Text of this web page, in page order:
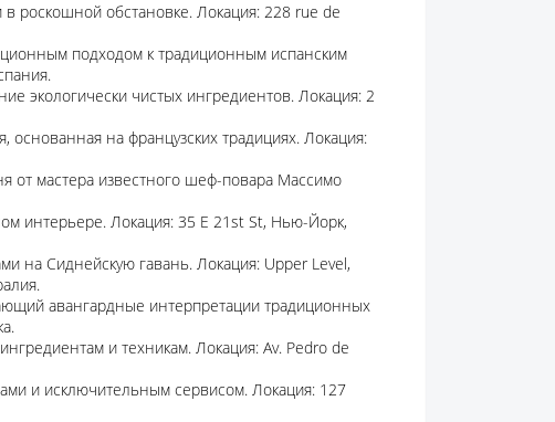
в роскошной обстановке. Локация: 228 rue de
подходом к традиционным испанским
экологически чистых ингредиентов. Локация: 2
основанная на французских традициях. Локация:
от мастера известного шеф-повара Массимо
интерьере. Локация: 35 E 21st St, Нью-Йорк,
на Сиднейскую гавань. Локация: Upper Level,
авангардные интерпретации традиционных
и техникам. Локация: Av. Pedro de
и исключительным сервисом. Локация: 127